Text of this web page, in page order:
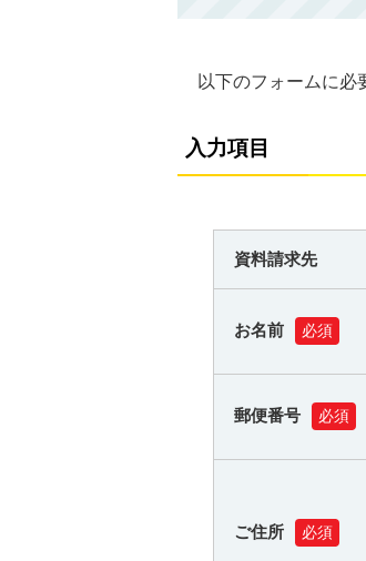
以下のフォームに必
入力項目
資料請求先
お名前 必須
郵便番号 必須
ご住所 必須